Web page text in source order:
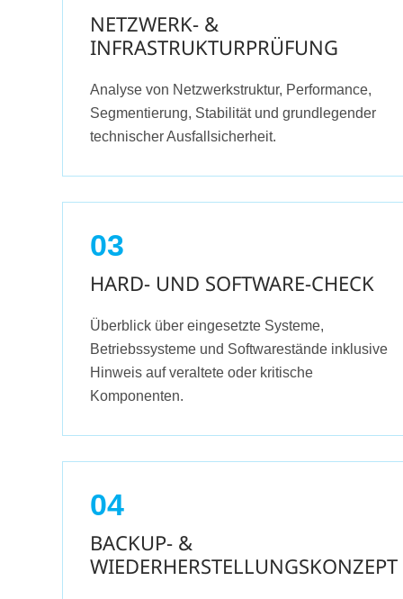
NETZWERK- &
INFRASTRUKTURPRÜFUNG
Analyse von Netzwerkstruktur, Performance,
Segmentierung, Stabilität und grundlegender
technischer Ausfallsicherheit.
03
HARD- UND SOFTWARE-CHECK
Überblick über eingesetzte Systeme,
Betriebssysteme und Softwarestände inklusive
Hinweis auf veraltete oder kritische
Komponenten.
04
BACKUP- &
WIEDERHERSTELLUNGSKONZEPT